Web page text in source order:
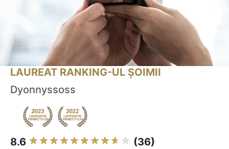
LAUREAT RANKING-UL ȘOIMII
Dyonnyssoss
8.6 (36)